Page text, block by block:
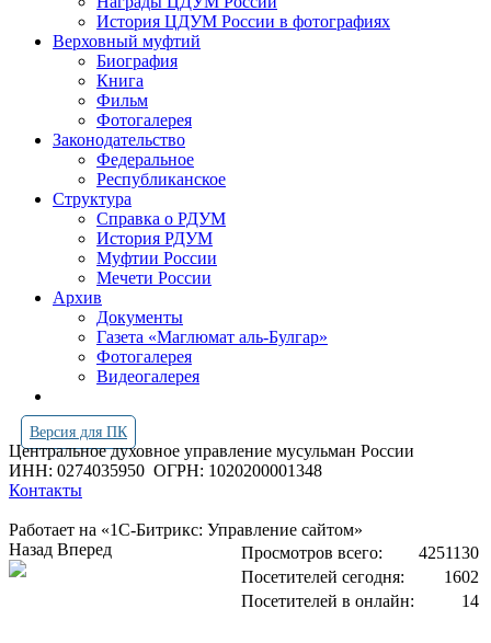
История ЦДУМ России в фотографиях
Верховный муфтий
Биография
Книга
Фильм
Фотогалерея
Законодательство
Федеральное
Республиканское
Структура
Справка о РДУМ
История РДУМ
Муфтии России
Мечети России
Архив
Документы
Газета «Маглюмат аль-Булгар»
Фотогалерея
Видеогалерея
Версия для ПК
Центральное духовное управление мусульман России
ИНН: 0274035950 ОГРН: 1020200001348
Контакты
Работает на «1С-Битрикс: Управление сайтом»
Просмотров всего:
4251130
Посетителей сегодня:
1602
Посетителей в онлайн:
14
Назад Вперед